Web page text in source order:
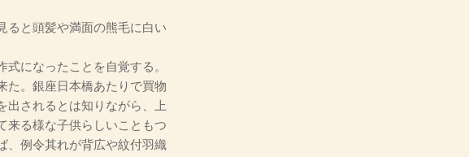
と頭髪や満面の熊毛に白い
になったことを自覚する。
た。銀座日本橋あたりで買物
出されるとは知りながら、上
来る様な子供らしいこともつ
、例令其れが背広や紋付羽織